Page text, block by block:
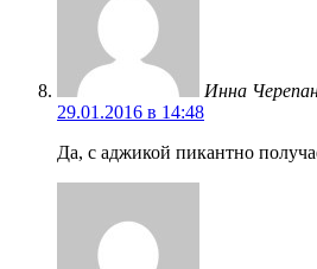
Инна
29.01.2016 в 14:48
Да, с аджикой пикантно